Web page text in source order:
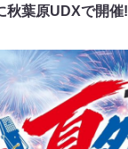
秋葉原UDXで開催!